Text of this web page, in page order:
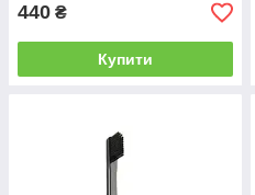
440 ₴
Купити